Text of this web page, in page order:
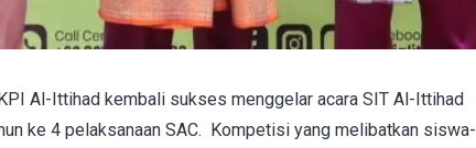
Al-Ittihad kembali sukses menggelar acara SIT Al-Ittihad
ke 4 pelaksanaan SAC. Kompetisi yang melibatkan siswa-